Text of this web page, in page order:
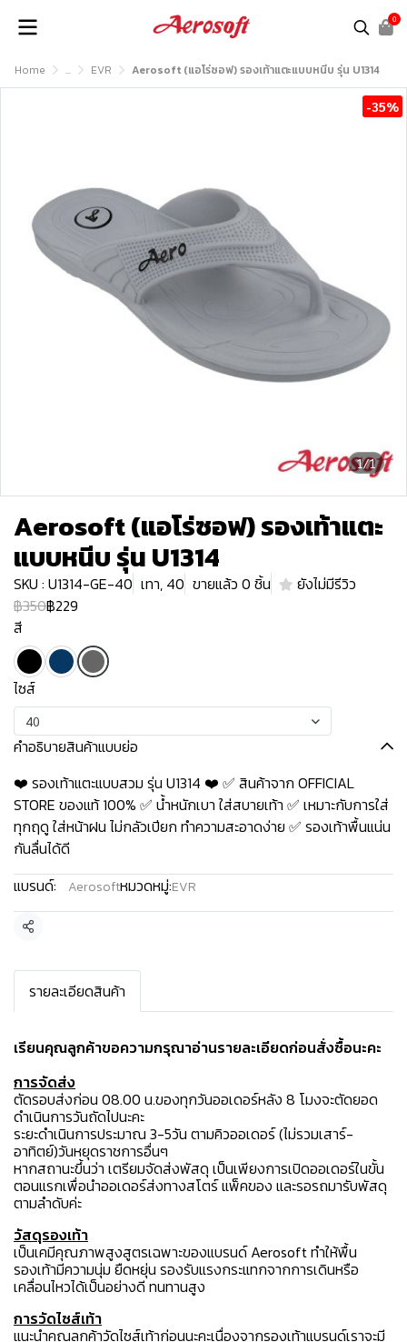
0
Home ... EVR Aerosoft (แอโร่ซอฟ) รองเท้าแตะแบบหนีบ รุ่น U1314
1/1
-35%
Aerosoft (แอโร่ซอฟ) รองเท้าแตะ
แบบหนีบ รุ่น U1314
SKU : U1314-GE-40 เทา, 40 ขายแล้ว 0 ชิ้น
ยังไม่มีรีวิว
฿350฿229
สี
ไซส์
40
คำอธิบายสินค้าแบบย่อ
❤️ รองเท้าแตะแบบสวม รุ่น U1314 ❤️ ✅ สินค้าจาก OFFICIAL
STORE ของแท้ 100% ✅ น้ำหนักเบา ใส่สบายเท้า ✅ เหมาะกับการใส่
ทุกฤดู ใส่หน้าฝน ไม่กลัวเปียก ทำความสะอาดง่าย ✅ รองเท้าพื้นแน่น
กันลื่นได้ดี
แบรนด์:
Aerosoftหมวดหมู่:EVR
แชร์
รายละเอียดสินค้า
เรียนคุณลูกค้าขอความกรุณาอ่านรายละเอียดก่อนสั่งซื้อนะคะ️
การจัดส่ง
ตัดรอบส่งก่อน 08.00 น.ของทุกวันออเดอร์หลัง 8 โมงจะตัดยอด
ดำเนินการวันถัดไปนะคะ
ระยะดำเนินการประมาณ 3-5วัน ตามคิวออเดอร์ (ไม่รวมเสาร์-
อาทิตย์)วันหยุดราชการอื่นๆ
หากสถานะขึ้นว่า เตรียมจัดส่งพัสดุ เป็นเพียงการเปิดออเดอร์ในขั้น
ตอนแรกเพื่อนำออเดอร์ส่งทางสโตร์ แพ็คของ และรอรถมารับพัสดุ
ตามลำดับค่ะ
วัสดุรองเท้า
เป็นเคมีคุณภาพสูงสูตรเฉพาะของแบรนด์ Aerosoft ทำให้พื้น
รองเท้ามีความนุ่ม ยืดหยุ่น รองรับแรงกระแทกจากการเดินหรือ
เคลื่อนไหวได้เป็นอย่างดี ทนทานสูง
การวัดไซส์เท้า
แนะนำคุณลูกค้าวัดไซส์เท้าก่อนนะคะเนื่องจากรองเท้าแบรนด์เราจะมี